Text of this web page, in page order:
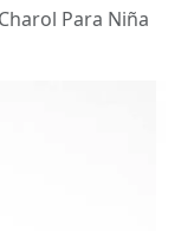
Para Niña